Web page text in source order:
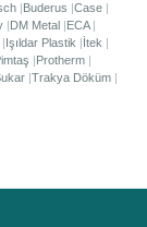
Buderus Case
DM Metal ECA
Işıldar Plastik
İtek
Protherm
Trakya Döküm